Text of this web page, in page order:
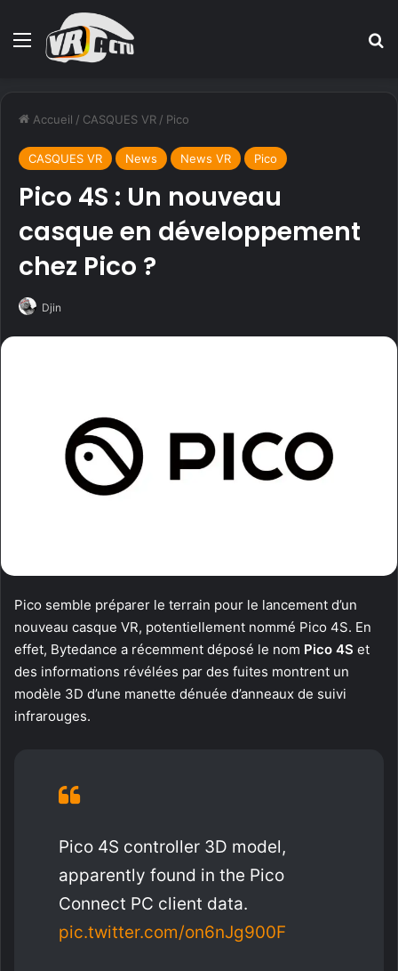
Menu
Accueil / CASQUES VR / Pico
CASQUES VR News News VR Pico
Pico 4S : Un nouveau
casque en développement
chez Pico ?
Djin
Pico semble préparer le terrain pour le lancement d’un
nouveau casque VR, potentiellement nommé Pico 4S. En
effet, Bytedance a récemment déposé le nom Pico 4S et
des informations révélées par des fuites montrent un
modèle 3D d’une manette dénuée d’anneaux de suivi
infrarouges.
Pico 4S controller 3D model,
apparently found in the Pico
Connect PC client data.
pic.twitter.com/on6nJg900F